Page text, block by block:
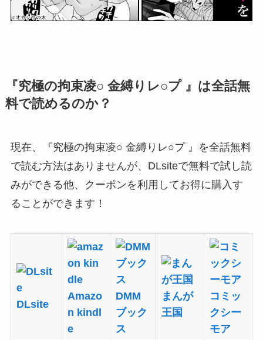
『究極の拘束凌○ 金縛りレ○プ 』は全話無
料で読めるのか？
現在、『究極の拘束凌○ 金縛りレ○プ 』を全話無料
で読む方法はありませんが、DLsiteで無料で試し読
みができる他、 クーポンを利用してお得に購入す
ることができます！
DLsite
Amazo
n kindl
e
DMM
ブック
ス
まんが
王国
コミッ
クシー
モア